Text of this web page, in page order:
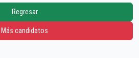
Regresar
Más candidatos